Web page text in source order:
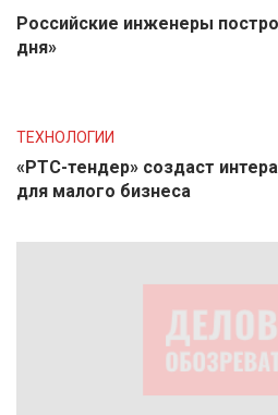
Российские инженеры
дня»
ТЕХНОЛОГИИ
«РТС-тендер» создаст
для малого бизнеса